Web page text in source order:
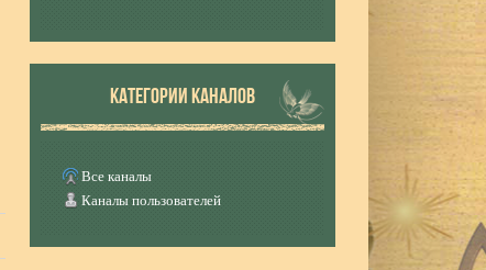
КАТЕГОРИИ КАНАЛОВ
Все каналы
Каналы пользователей